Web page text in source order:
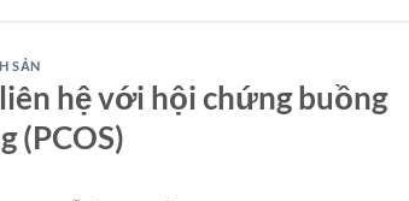
SẢN
hệ với hội chứng buồng
(PCOS)